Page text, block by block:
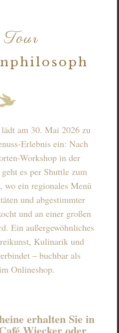
am 30. Mai 2026 zu
Erlebnis ein: Nach
Workshop in der
es per Shuttle zum
wo ein regionales Menü
und abgestimmter
und an einer großen
Ein außergewöhnliches
Kulinarik und
– buchbar als
Onlineshop.
erhalten Sie in